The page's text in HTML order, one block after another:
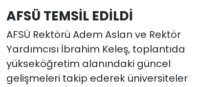
AFSÜ TEMSİL EDİLDİ
AFSÜ Rektörü Adem Aslan ve Rektör
Yardımcısı İbrahim Keleş, toplantıda
yükseköğretim alanındaki güncel
gelişmeleri takip ederek üniversiteler